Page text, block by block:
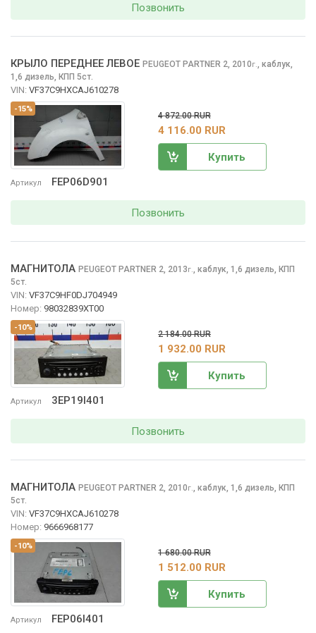
Позвонить
-15%
Артикул FEP06D901
КРЫЛО ПЕРЕДНЕЕ ЛЕВОЕ PEUGEOT PARTNER 2, 2010г. каблук,
1,6 дизель, КПП 5ст.
VIN: VF37C9HXCAJ610278
4 872.00 RUR
4 116.00 RUR
Купить
Позвонить
-10%
Артикул 3EP19I401
МАГНИТОЛА PEUGEOT PARTNER 2, 2013г. каблук, 1,6 дизель, КПП
5ст.
VIN: VF37C9HF0DJ704949
Номер: 98032839XT00
2 184.00 RUR
1 932.00 RUR
Купить
Позвонить
-10%
Артикул FEP06I401
МАГНИТОЛА PEUGEOT PARTNER 2, 2010г., каблук, 1,6 дизель, КПП
5ст.
VIN: VF37C9HXCAJ610278
Номер: 9666968177
1 680.00 RUR
1 512.00 RUR
Купить